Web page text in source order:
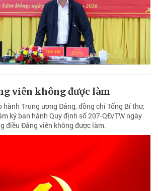
viên không được làm
hành Trung ương Đảng, đồng chí Tổng Bí thư,
ký ban hành Quy định số 207-QĐ/TW ngày
điều Đảng viên không được làm.